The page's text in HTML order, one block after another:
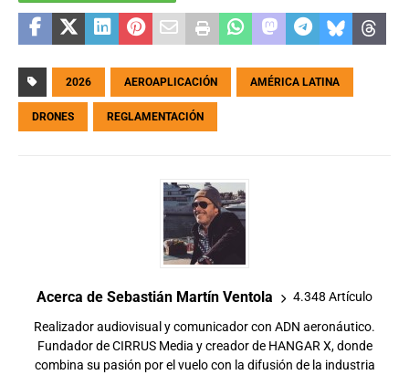
2026 AEROAPLICACIÓN AMÉRICA LATINA
DRONES REGLAMENTACIÓN
Acerca de Sebastián Martín Ventola 4.348 Artículo
Realizador audiovisual y comunicador con ADN aeronáutico.
Fundador de CIRRUS Media y creador de HANGAR X, donde
combina su pasión por el vuelo con la difusión de la industria